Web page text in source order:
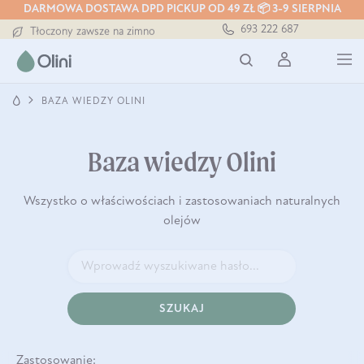
DARMOWA DOSTAWA DPD PICKUP OD 49 ZŁ 📦 3-9 SIERPNIA
Darmowa dostawa od 199 zł
Tłoczony zawsze na zimno
Darmowa dostawa od 199 zł
693 222 687
BAZA WIEDZY OLINI
Baza wiedzy Olini
Wszystko o właściwościach i zastosowaniach naturalnych
olejów
SZUKAJ
Zastosowanie: